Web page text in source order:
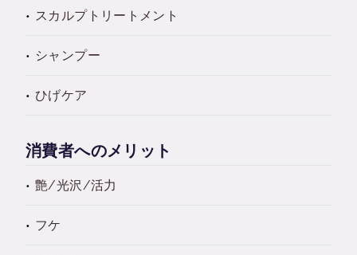
スカルプトリートメント
シャンプー
ひげケア
消費者へのメリット
艶/光沢/活力
フケ